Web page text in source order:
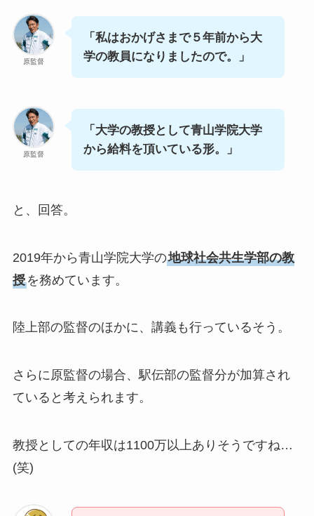
原監督
「私はおかげさまで５年前から大
学の教員になりましたので。」
原監督
「大学の教授として青山学院大学
から給料を頂いている形。」
と、回答。
2019年から青山学院大学の地球社会共生学部の教
授を務めています。
陸上部の監督のほかに、講義も行っているそう。
さらに原監督の場合、駅伝部の監督分が加算され
ていると考えられます。
教授としての年収は1100万以上ありそうですね…
(笑)